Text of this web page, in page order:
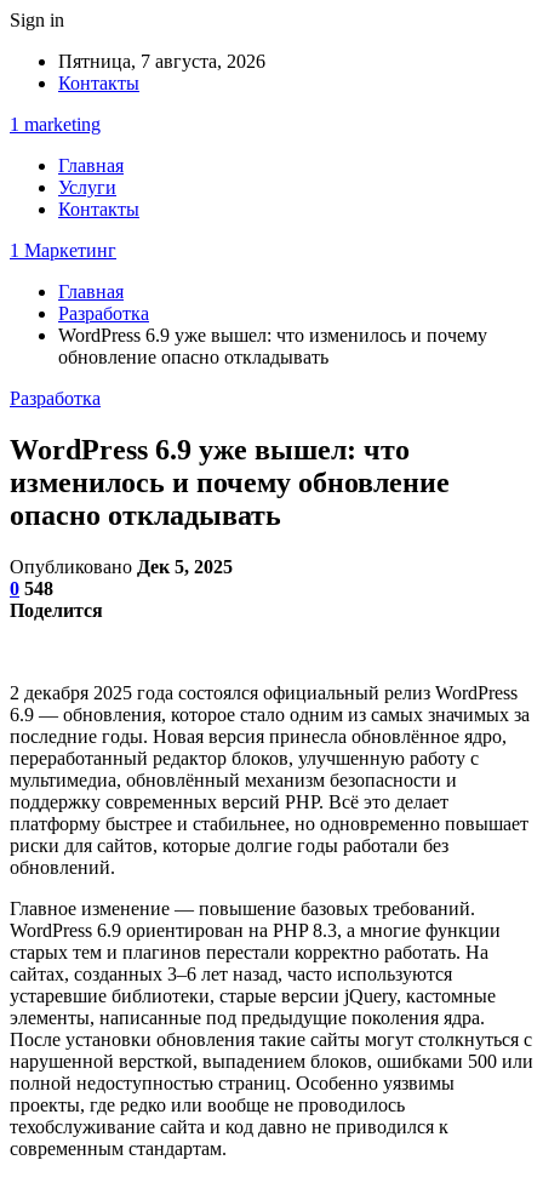
Sign in
Пятница, 7 августа, 2026
Контакты
1 marketing
Главная
Услуги
Контакты
1 Маркетинг
Главная
Разработка
WordPress 6.9 уже вышел: что изменилось и почему
обновление опасно откладывать
Разработка
WordPress 6.9 уже вышел: что
изменилось и почему обновление
опасно откладывать
Опубликовано Дек 5, 2025
0 548
Поделится
2 декабря 2025 года состоялся официальный релиз WordPress
6.9 — обновления, которое стало одним из самых значимых за
последние годы. Новая версия принесла обновлённое ядро,
переработанный редактор блоков, улучшенную работу с
мультимедиа, обновлённый механизм безопасности и
поддержку современных версий PHP. Всё это делает
платформу быстрее и стабильнее, но одновременно повышает
риски для сайтов, которые долгие годы работали без
обновлений.
Главное изменение — повышение базовых требований.
WordPress 6.9 ориентирован на PHP 8.3, а многие функции
старых тем и плагинов перестали корректно работать. На
сайтах, созданных 3–6 лет назад, часто используются
устаревшие библиотеки, старые версии jQuery, кастомные
элементы, написанные под предыдущие поколения ядра.
После установки обновления такие сайты могут столкнуться с
нарушенной версткой, выпадением блоков, ошибками 500 или
полной недоступностью страниц. Особенно уязвимы
проекты, где редко или вообще не проводилось
техобслуживание сайта и код давно не приводился к
современным стандартам.